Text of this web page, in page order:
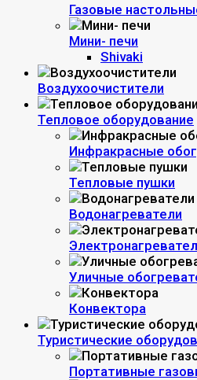
Газовые
Мини- печи
Shivaki
Воздухоочистители
Тепловое оборудование
Инфракрасные
Тепловые пушки
Водонагреватели
Уличные
Конвектора
Туристические
Портативные